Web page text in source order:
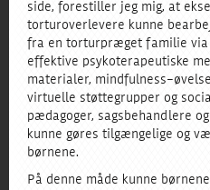
side, forestiller jeg mig, at
torturoverlevere kunne
fra en torturpræget familie via
effektive psykoterapeutiske
materialer, mindfulness-
virtuelle støttegrupper og
pædagoger, sagsbehandlere
kunne gøres tilgængelige og
børnene.
På denne måde kunne